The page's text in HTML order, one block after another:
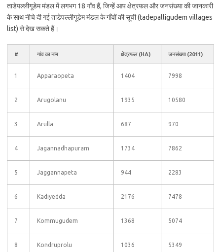
ताडेपल्लीगूडेम मंडल में लगभग 18 गाँव हैं, जिन्हें आप क्षेत्रफल और जनसंख्या की जानकारी
के साथ नीचे दी गई ताडेपल्लीगूडेम मंडल के गाँवों की सूची (tadepalligudem villages
list) से देख सकते हैं।
# गांव का नाम क्षेत्रफल (HA) जनसंख्या (2011)
1 Apparaopeta 1404 7998
2 Arugolanu 1935 10580
3 Arulla 687 970
4 Jagannadhapuram 1734 7862
5 Jaggannapeta 944 2283
6 Kadiyedda 2176 7478
7 Kommugudem 1368 5074
8 Kondruprolu 1036 5349